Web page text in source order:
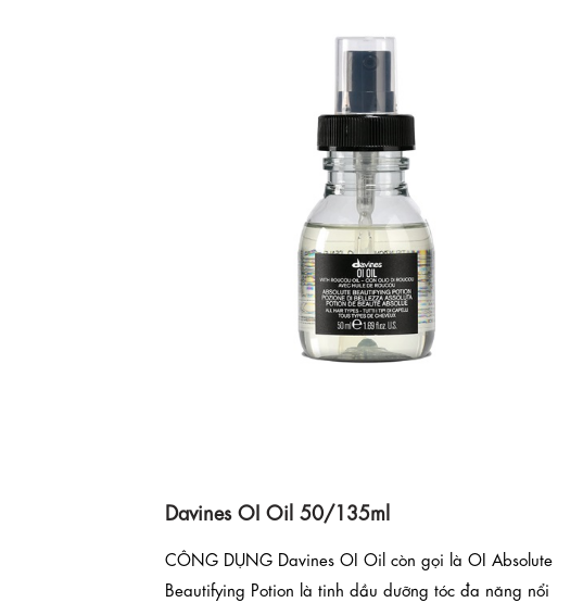
Davines OI Oil 50/135ml
CÔNG DỤNG Davines OI Oil còn gọi là OI Absolute
Beautifying Potion là tinh dầu dưỡng tóc đa năng nổi